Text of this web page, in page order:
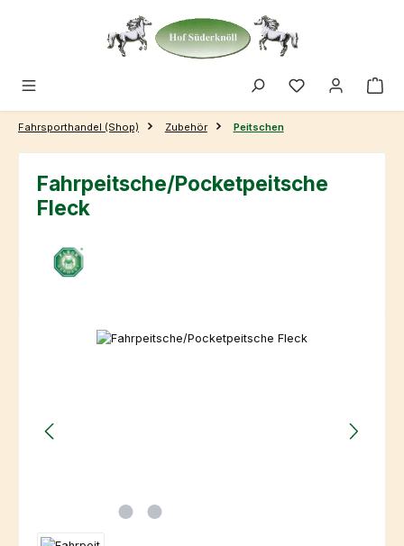
Zum Hauptinhalt springen
Fahrsporthandel (Shop) Zubehör Peitschen
Fahrpeitsche/Pocketpeitsche
Fleck
Bildergalerie überspringen